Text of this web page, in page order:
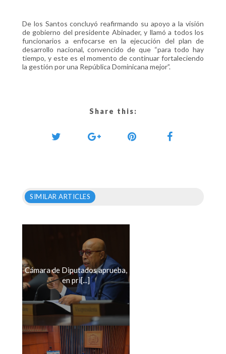
De los Santos concluyó reafirmando su apoyo a la visión
de gobierno del presidente Abinader, y llamó a todos los
funcionarios a enfocarse en la ejecución del plan de
desarrollo nacional, convencido de que “para todo hay
tiempo, y este es el momento de continuar fortaleciendo
la gestión por una República Dominicana mejor”.
Share this:
SIMILAR ARTICLES
Cámara de Diputados aprueba,
en pri[...]